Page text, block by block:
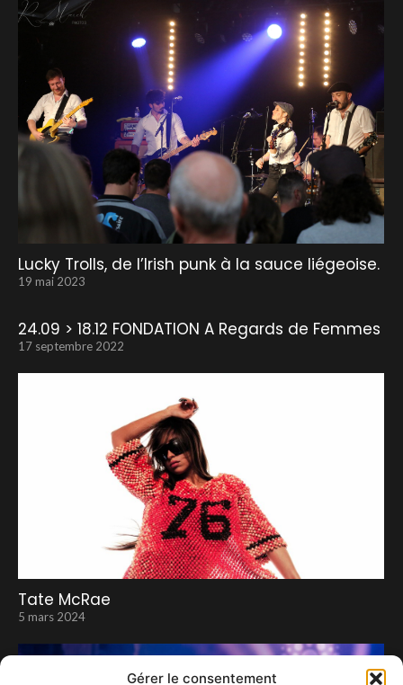
Gérer le consentement
Lucky Trolls, de l’Irish punk à la sauce liégeoise.
19 mai 2023
24.09 > 18.12 FONDATION A Regards de Femmes
17 septembre 2022
Tate McRae
5 mars 2024